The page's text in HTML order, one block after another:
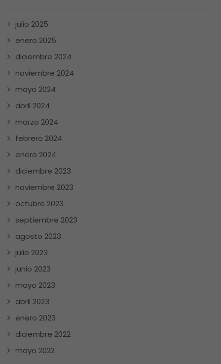
julio 2025
enero 2025
diciembre 2024
noviembre 2024
mayo 2024
abril 2024
marzo 2024
febrero 2024
enero 2024
diciembre 2023
noviembre 2023
octubre 2023
septiembre 2023
agosto 2023
julio 2023
junio 2023
mayo 2023
abril 2023
enero 2023
diciembre 2022
mayo 2022